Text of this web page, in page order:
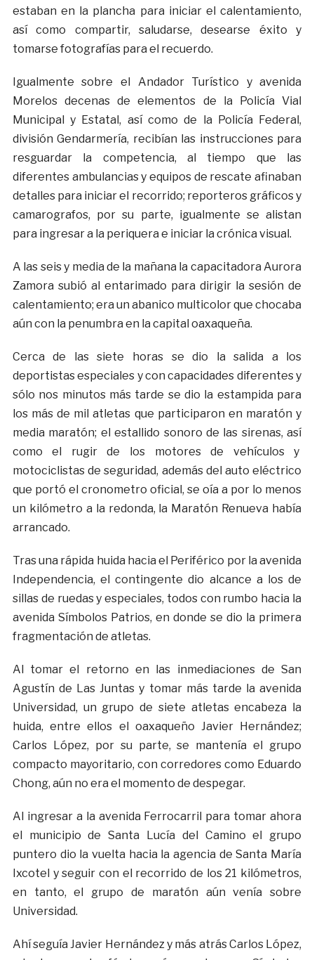
estaban en la plancha para iniciar el calentamiento,
así como compartir, saludarse, desearse éxito y
tomarse fotografías para el recuerdo.
Igualmente sobre el Andador Turístico y avenida
Morelos decenas de elementos de la Policía Vial
Municipal y Estatal, así como de la Policía Federal,
división Gendarmería, recibían las instrucciones para
resguardar la competencia, al tiempo que las
diferentes ambulancias y equipos de rescate afinaban
detalles para iniciar el recorrido; reporteros gráficos y
camarografos, por su parte, igualmente se alistan
para ingresar a la periquera e iniciar la crónica visual.
A las seis y media de la mañana la capacitadora Aurora
Zamora subió al entarimado para dirigir la sesión de
calentamiento; era un abanico multicolor que chocaba
aún con la penumbra en la capital oaxaqueña.
Cerca de las siete horas se dio la salida a los
deportistas especiales y con capacidades diferentes y
sólo nos minutos más tarde se dio la estampida para
los más de mil atletas que participaron en maratón y
media maratón; el estallido sonoro de las sirenas, así
como el rugir de los motores de vehículos y
motociclistas de seguridad, además del auto eléctrico
que portó el cronometro oficial, se oía a por lo menos
un kilómetro a la redonda, la Maratón Renueva había
arrancado.
Tras una rápida huida hacia el Periférico por la avenida
Independencia, el contingente dio alcance a los de
sillas de ruedas y especiales, todos con rumbo hacia la
avenida Símbolos Patrios, en donde se dio la primera
fragmentación de atletas.
Al tomar el retorno en las inmediaciones de San
Agustín de Las Juntas y tomar más tarde la avenida
Universidad, un grupo de siete atletas encabeza la
huida, entre ellos el oaxaqueño Javier Hernández;
Carlos López, por su parte, se mantenía el grupo
compacto mayoritario, con corredores como Eduardo
Chong, aún no era el momento de despegar.
Al ingresar a la avenida Ferrocarril para tomar ahora
el municipio de Santa Lucía del Camino el grupo
puntero dio la vuelta hacia la agencia de Santa María
Ixcotel y seguir con el recorrido de los 21 kilómetros,
en tanto, el grupo de maratón aún venía sobre
Universidad.
Ahí seguía Javier Hernández y más atrás Carlos López,